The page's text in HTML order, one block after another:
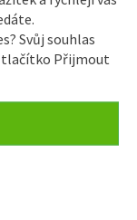
Svůj souhlas
tlačítko Přijmout